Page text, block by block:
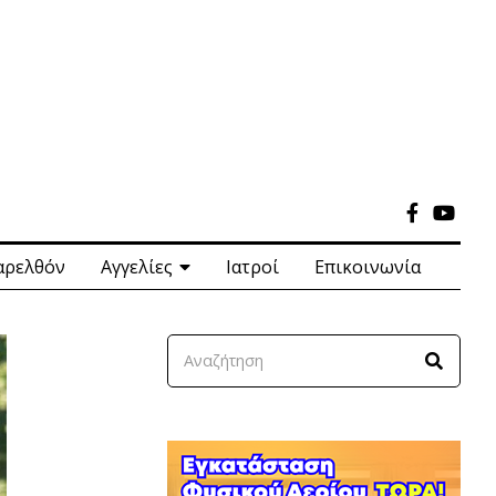
Αγγελίες Ιατροί Επικοινωνία